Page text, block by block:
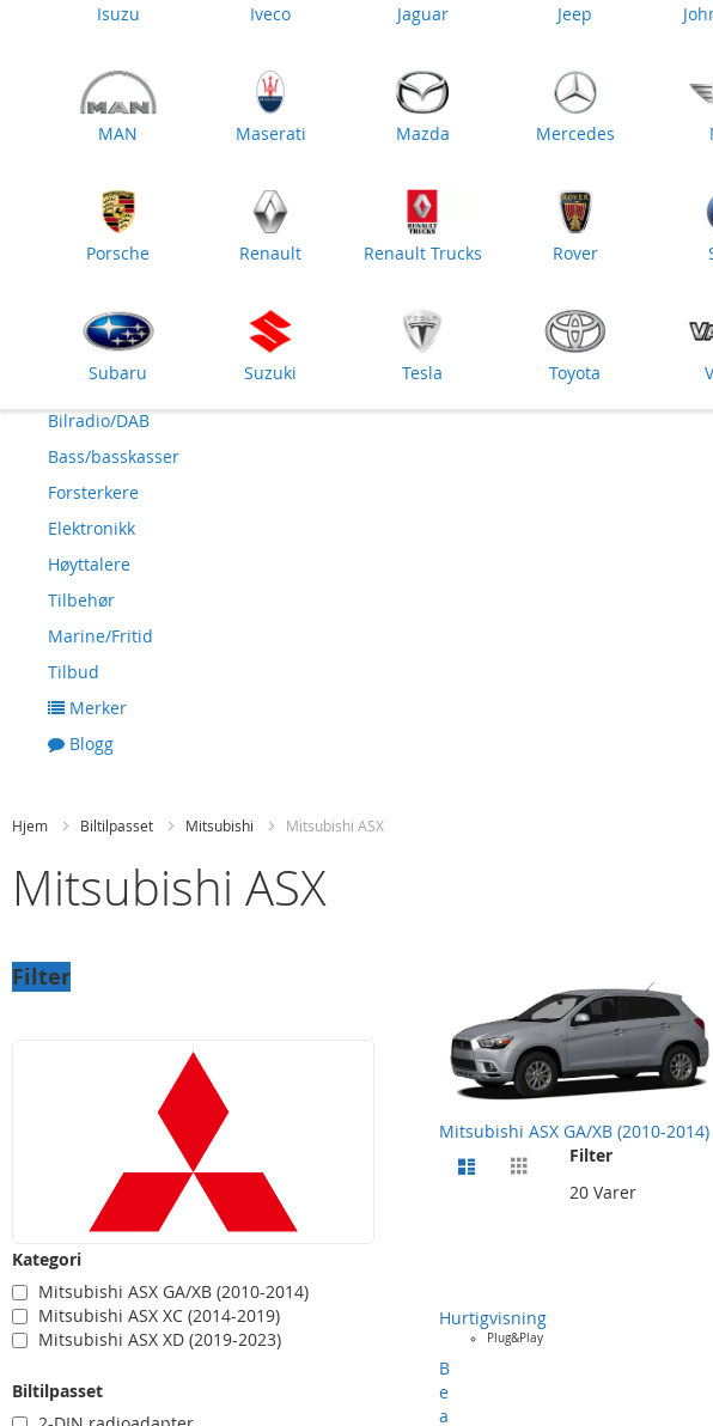
Isuzu Iveco Jaguar Jeep
MAN Maserati Mazda Mercedes
Porsche Renault Renault Trucks Rover
Subaru Suzuki Tesla Toyota
Bilradio/DAB
Bass/basskasser
Forsterkere
Elektronikk
Høyttalere
Tilbehør
Marine/Fritid
Tilbud
Merker
Blogg
Hjem Biltilpasset Mitsubishi Mitsubishi ASX
Mitsubishi ASX
Mitsubishi ASX GA/XB (2010-2014)
View
ListevisningNettvisning
Filter
20 Varer
Hurtigvisning
Plug&Play
B
e
a
Filter
Kategori
Mitsubishi ASX GA/XB (2010-2014)
Mitsubishi ASX XC (2014-2019)
Mitsubishi ASX XD (2019-2023)
Biltilpasset